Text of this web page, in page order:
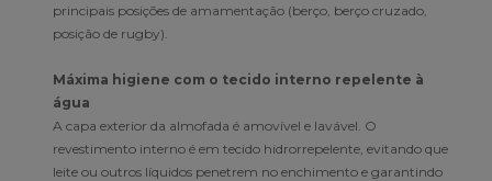
principais posições de amamentação (berço, berço cruzado,
posição de rugby).
Máxima higiene com o tecido interno repelente à
água
A capa exterior da almofada é amovível e lavável. O
revestimento interno é em tecido hidrorrepelente, evitando que
leite ou outros líquidos penetrem no enchimento e garantindo